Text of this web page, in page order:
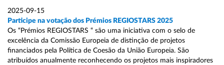
2025-09-15
Participe na votação dos Prémios REGIOSTARS 2025
Os “Prémios REGIOSTARS “ são uma iniciativa com o selo de
excelência da Comissão Europeia de distinção de projetos
financiados pela Política de Coesão da União Europeia. São
atribuídos anualmente reconhecendo os projetos mais inspiradores